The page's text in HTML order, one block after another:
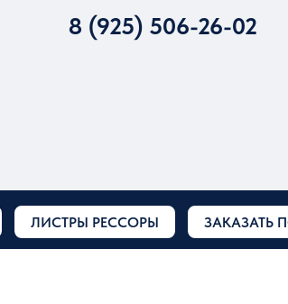
8 (925) 506-26-02
ЛИСТРЫ РЕССОРЫ ЗАКАЗАТЬ